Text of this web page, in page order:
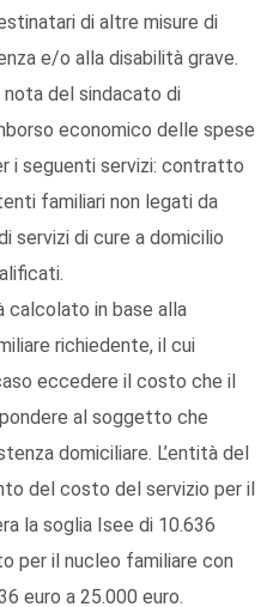
di altre misure di
e/o alla disabilità grave.
nota del sindacato di
economico delle spese
i seguenti servizi: contratto
familiari non legati da
servizi di cure a domicilio
calcolato in base alla
richiedente, il cui
eccedere il costo che il
al soggetto che
domiciliare. L’entità del
del costo del servizio per il
la soglia Isee di 10.636
per il nucleo familiare con
euro a 25.000 euro.